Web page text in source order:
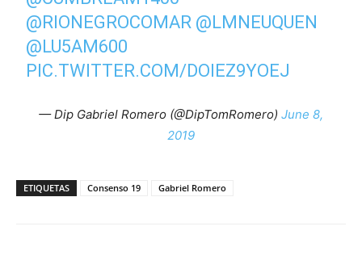
@RIONEGROCOMAR @LMNEUQUEN
@LU5AM600
PIC.TWITTER.COM/DOIEZ9YOEJ
— Dip Gabriel Romero (@DipTomRomero) June 8,
2019
ETIQUETAS Consenso 19 Gabriel Romero